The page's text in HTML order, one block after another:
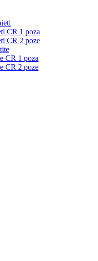
CR 1 poza
CR 2 poze
CR 1 poza
CR 2 poze